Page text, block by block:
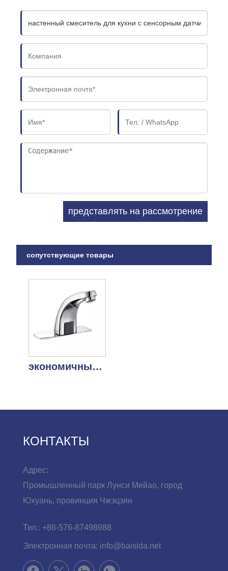
сопутствующие товары
экономичный латунный хромированный сенсорный смеситель для кухни с мойкой
КОНТАКТЫ
Адрес:
Промышленный парк Лунси Мейао, город
Юхуань, провинция Чжэцзян
Тел.: +86-576-87498988
Электронная почта: info@baisida.net